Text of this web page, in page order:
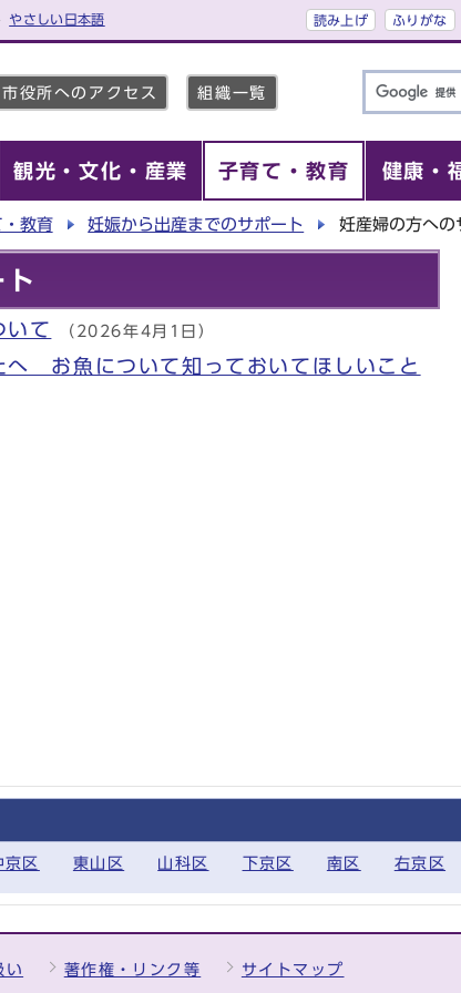
やさしい日本語 読み上げ ふりがな
市役所へのアクセス 組織一覧
観光・文化・産業 子育て・教育 健康・
教育 妊娠から出産までのサポート 妊産婦の方への
いて （2026年4月1日）
へ お魚について知っておいてほしいこと
京区 東山区 山科区 下京区 南区 右京区
い 著作権・リンク等 サイトマップ